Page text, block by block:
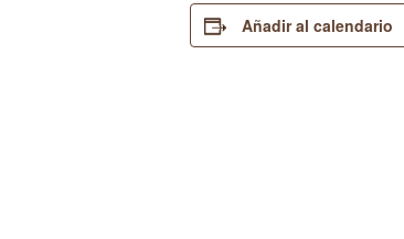
Añadir al calendario